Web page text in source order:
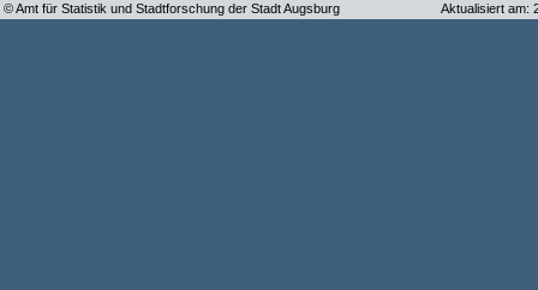
© Amt für Statistik und Stadtforschung der Stadt Augsburg Aktualisiert am: